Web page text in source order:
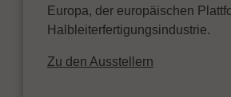
Europa, der europäischen
Halbleiterfertigungsindustrie.
Zu den Ausstellern